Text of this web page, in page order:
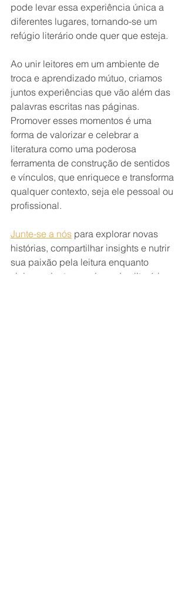
pode levar essa experiência única a
diferentes lugares, tornando-se um
refúgio literário onde quer que esteja.
Ao unir leitores em um ambiente de
troca e aprendizado mútuo, criamos
juntos experiências que vão além das
palavras escritas nas páginas.
Promover esses momentos é uma
forma de valorizar e celebrar a
literatura como uma poderosa
ferramenta de construção de sentidos
e vínculos, que enriquece e transforma
qualquer contexto, seja ele pessoal ou
profissional.
Junte-se a nós para explorar novas
histórias, compartilhar insights e nutrir
sua paixão pela leitura enquanto
viajamos juntos por jornadas literárias